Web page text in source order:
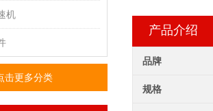
机
击更多分类
产品介绍
品牌
规格